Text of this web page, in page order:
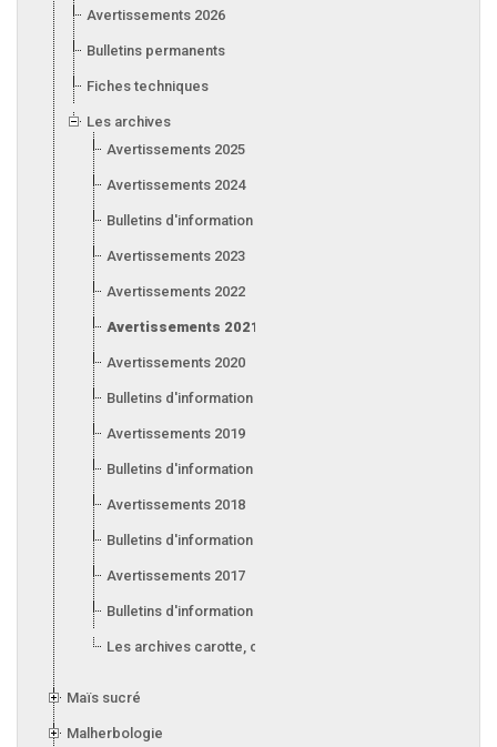
Avertissements 2026
Bulletins permanents
Fiches techniques
Les archives
Avertissements 2025
Avertissements 2024
Bulletins d'information 2024
Avertissements 2023
Avertissements 2022
Avertissements 2021
Avertissements 2020
Bulletins d'information 2020
Avertissements 2019
Bulletins d'information 2019
Avertissements 2018
Bulletins d'information 2018
Avertissements 2017
Bulletins d'information 2017
Les archives carotte, céleri, laitue, oignon, poireau et ail
Maïs sucré
Malherbologie